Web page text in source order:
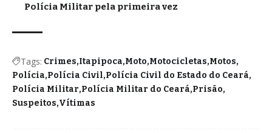
Polícia Militar pela primeira vez
Tags: Crimes Itapipoca Moto Motocicletas Motos
Polícia Polícia Civil Polícia Civil do Estado do Ceará
Polícia Militar Polícia Militar do Ceará Prisão
Suspeitos Vítimas